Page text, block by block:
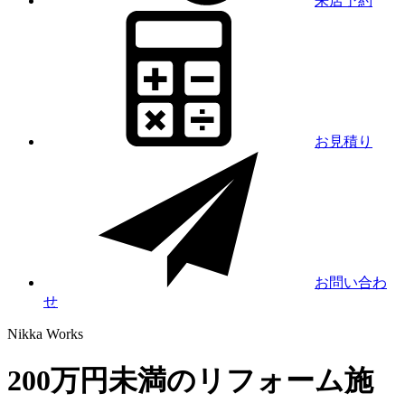
お見積り
お問い合わ
せ
Nikka Works
200万円未満のリフォーム施